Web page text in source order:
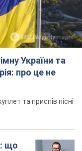
України та
про це не
та приспів пісні
що